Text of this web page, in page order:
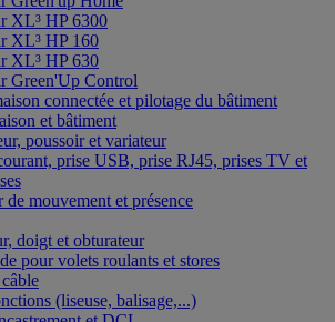
XL³ HP 6300
XL³ HP 160
XL³ HP 630
Green'Up Control
connectée et pilotage du bâtiment
et bâtiment
poussoir et variateur
prise USB, prise RJ45, prises TV et
de mouvement et présence
doigt et obturateur
pour volets roulants et stores
(liseuse, balisage,...)